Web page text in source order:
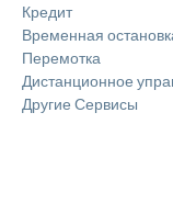
Кредит
Временная
Перемотка
Дистанционное
Другие Сервисы